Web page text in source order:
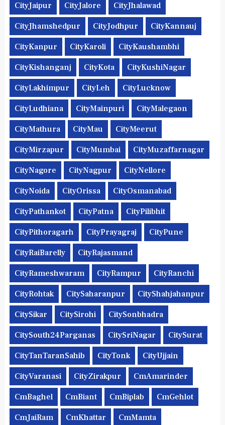
CityJaipur CityJalore CityJhalawad
CityJhamshedpur CityJodhpur CityKannauj
CityKanpur CityKaroli CityKaushambhi
CityKishanganj CityKota CityKushiNagar
CityLakhimpur CityLeh CityLucknow
CityLudhiana CityMainpuri CityMalegaon
CityMathura CityMau CityMeerut
CityMirzapur CityMumbai CityMuzaffarnagar
CityNagore CityNagpur CityNellore
CityNoida CityOrissa CityOsmanabad
CityPathankot CityPatna CityPilibhit
CityPithoragarh CityPrayagraj CityPune
CityRaiBarelly CityRajasmand
CityRameshwaram CityRampur CityRanchi
CityRohtak CitySaharanpur CityShahjahanpur
CitySikar CitySirohi CitySonbhadra
CitySouth24Parganas CitySriNagar CitySurat
CityTanTaranSahib CityTonk CityUjjain
CityVaranasi CityZirakpur CmAmarinder
CmBaghel CmBiant CmBiplab CmGehlot
CmJaiRam CmKhattar CmMamta